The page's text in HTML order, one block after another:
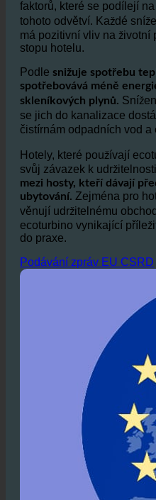
Spotřeba vody v
faktorů, které se podílejí na
tohoto odvětví. Každé
má pozitivní vliv na životní
Podle snižuje spotřebu
spotřebovává méně
skleníkových plynů.
se jich do kanalizace
Hotely, které používají
svůj závazek k
mezi hosty, kteří dávají
ubytování.Zejména pro
věnují udržitelnému
ecoturbino vynikající
Podávání zpráv EU CSRD